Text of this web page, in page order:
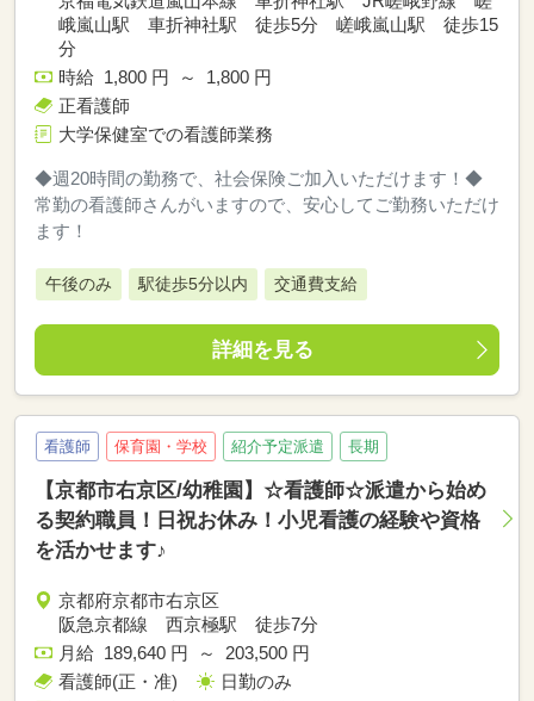
峨嵐山駅 車折神社駅 徒歩5分 嵯峨嵐山駅 徒歩15
分
時給 1,800 円 ～ 1,800 円
正看護師
大学保健室での看護師業務
◆週20時間の勤務で、社会保険ご加入いただけます！◆
常勤の看護師さんがいますので、安心してご勤務いただけ
ます！
午後のみ 駅徒歩5分以内 交通費支給
詳細を見る
看護師 保育園・学校 紹介予定派遣 長期
【京都市右京区/幼稚園】☆看護師☆派遣から始め
る契約職員！日祝お休み！小児看護の経験や資格
を活かせます♪
京都府京都市右京区
阪急京都線 西京極駅 徒歩7分
月給 189,640 円 ～ 203,500 円
看護師(正・准)
日勤のみ